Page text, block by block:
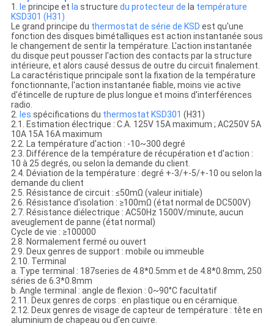
1. le principe et lastructure du protecteur de la température
KSD301 (H31)
Le grand principe du thermostat de série de KSD est qu'une
fonction des disques bimétalliques est action instantanée sous
le changement de sentir la température. L'action instantanée
du disque peut pousser l'action des contacts par la structure
intérieure, et alors causé dessus de outre du circuit finalement.
La caractéristique principale sont la fixation de la température
fonctionnante, l'action instantanée fiable, moins vie active
d'étincelle de rupture de plus longue et moins d'interférences
radio.
2. les spécifications du thermostat KSD301 (H31)
2.1. Estimation électrique : C.A. 125V 15A maximum ; AC250V 5A
10A 15A 16A maximum
2.2. La température d'action : -10~300 degré
2.3. Différence de la température de récupération et d'action :
10 à 25 degrés, ou selon la demande du client.
2.4. Déviation de la température : degré +-3/+-5/+-10 ou selon la
demande du client
2.5. Résistance de circuit : ≤50mΩ (valeur initiale)
2.6. Résistance d'isolation : ≥100mΩ (état normal de DC500V)
2.7. Résistance diélectrique : AC50Hz 1500V/minute, aucun
aveuglement de panne (état normal)
Cycle de vie : ≥100000
2.8. Normalement fermé ou ouvert
2.9. Deux genres de support : mobile ou immeuble
2.10. Terminal
a. Type terminal : 187series de 4.8*0.5mm et de 4.8*0.8mm, 250
séries de 6.3*0.8mm
b. Angle terminal : angle de flexion : 0~90°C facultatif
2.11. Deux genres de corps : en plastique ou en céramique.
2.12. Deux genres de visage de capteur de température : tête en
aluminium de chapeau ou d'en cuivre.